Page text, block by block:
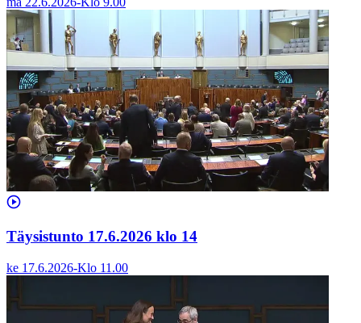
Täysistunto 17.6.2026 klo 14
ke 17.6.2026-Klo 11.00